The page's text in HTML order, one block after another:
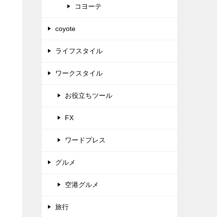
コヨーテ
coyote
ライフスタイル
ワークスタイル
お役立ちツール
FX
ワードプレス
グルメ
空港グルメ
旅行